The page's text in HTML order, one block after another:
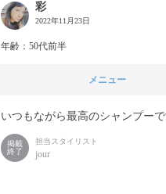
彩
2022年11月23日
年齢：50代前半
メニュー
いつもながら最高のシャンプー
掲載
終了
担当スタイリスト
jour